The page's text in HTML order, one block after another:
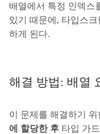
배열에서 특정 인덱스
있기 때문에, 타입스
하게 된다.
해결 방법: 배열
이 문제를 해결하기
에 할당한 후 타입 가